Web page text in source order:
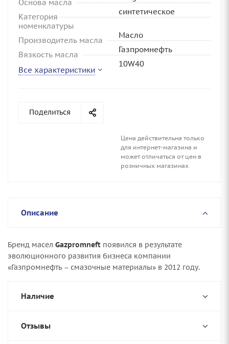
Основа масла
синтетическое
Категория
номенклатуры
Масло
Производитель масла
Газпромнефть
Вязкость масла
10W40
Все характеристики
Поделиться
Цена действительна только
для интернет-магазина и
может отличаться от цен в
розничных магазинах
Описание
Бренд масел Gazpromneft появился в результате
эволюционного развития бизнеса компании
«Газпромнефть – смазочные материалы» в 2012 году.
Наличие
Отзывы